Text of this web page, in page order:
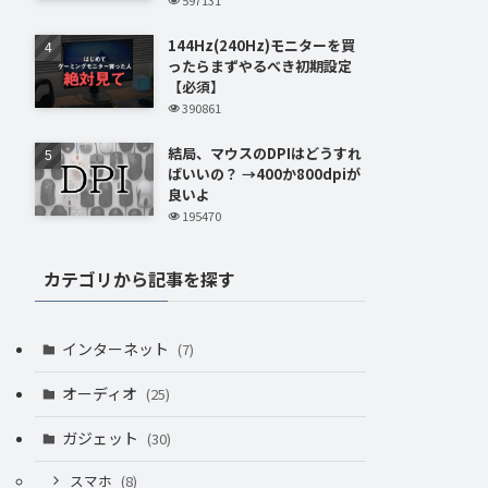
144Hz(240Hz)モニターを買
ったらまずやるべき初期設定
【必須】
390861
結局、マウスのDPIはどうすれ
ばいいの？ →400か800dpiが
良いよ
195470
カテゴリから記事を探す
インターネット (7)
オーディオ (25)
ガジェット (30)
スマホ (8)